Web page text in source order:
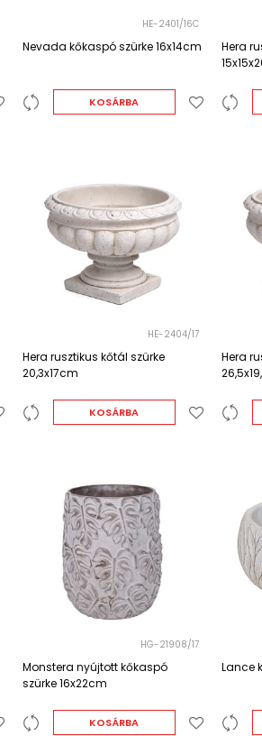
HE-2401/16C
Nevada kőkaspó szürke 16x14cm
KOSÁRBA
Hera
HE-2404/17
Hera rusztikus kőtál szürke
20,3x17cm
KOSÁRBA
Hera
HG-21908/17
Monstera nyújtott kőkaspó
szürke 16x22cm
KOSÁRBA
Lance